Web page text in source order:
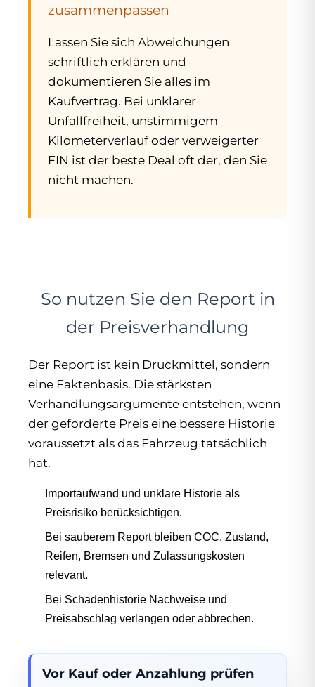
zusammenpassen
Lassen Sie sich Abweichungen
schriftlich erklären und
dokumentieren Sie alles im
Kaufvertrag. Bei unklarer
Unfallfreiheit, unstimmigem
Kilometerverlauf oder verweigerter
FIN ist der beste Deal oft der, den Sie
nicht machen.
So nutzen Sie den Report in
der Preisverhandlung
Der Report ist kein Druckmittel, sondern
eine Faktenbasis. Die stärksten
Verhandlungsargumente entstehen, wenn
der geforderte Preis eine bessere Historie
voraussetzt als das Fahrzeug tatsächlich
hat.
Importaufwand und unklare Historie als
Preisrisiko berücksichtigen.
Bei sauberem Report bleiben COC, Zustand,
Reifen, Bremsen und Zulassungskosten
relevant.
Bei Schadenhistorie Nachweise und
Preisabschlag verlangen oder abbrechen.
Vor Kauf oder Anzahlung prüfen